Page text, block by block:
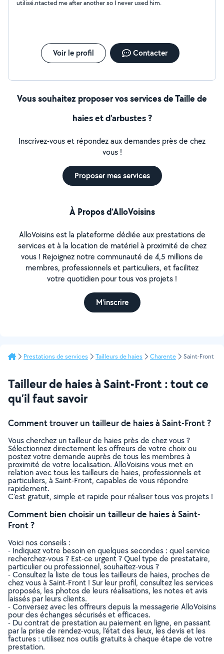
utilisé.ntacted me after another so I never used him.
Voir le profil Contacter
Vous souhaitez proposer vos services de Taille de
haies et d'arbustes ?
Inscrivez-vous et répondez aux demandes près de chez
vous !
Proposer mes services
À Propos d’AlloVoisins
AlloVoisins est la plateforme dédiée aux prestations de
services et à la location de matériel à proximité de chez
vous ! Rejoignez notre communauté de 4,5 millions de
membres, professionnels et particuliers, et facilitez
votre quotidien pour tous vos projets !
M'inscrire
Prestations de services Tailleurs de haies Charente Saint-Front
Tailleur de haies à Saint-Front : tout ce
qu’il faut savoir
Comment trouver un tailleur de haies à Saint-Front ?
Vous cherchez un tailleur de haies près de chez vous ?
Sélectionnez directement les offreurs de votre choix ou
postez votre demande auprès de tous les membres à
proximité de votre localisation. AlloVoisins vous met en
relation avec tous les tailleurs de haies, professionnels et
particuliers, à Saint-Front, capables de vous répondre
rapidement.
C’est gratuit, simple et rapide pour réaliser tous vos projets !
Comment bien choisir un tailleur de haies à Saint-
Front ?
Voici nos conseils :
- Indiquez votre besoin en quelques secondes : quel service
recherchez-vous ? Est-ce urgent ? Quel type de prestataire,
particulier ou professionnel, souhaitez-vous ?
- Consultez la liste de tous les tailleurs de haies, proches de
chez vous à Saint-Front ! Sur leur profil, consultez les services
proposés, les photos de leurs réalisations, les notes et avis
laissés par leurs clients.
- Conversez avec les offreurs depuis la messagerie AlloVoisins
pour des échanges sécurisés et efficaces.
- Du contrat de prestation au paiement en ligne, en passant
par la prise de rendez-vous, l’état des lieux, les devis et les
factures : utilisez nos outils gratuits à chaque étape de votre
prestation.